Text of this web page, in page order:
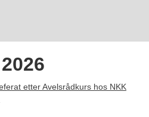
etter Avelsrådkurs hos NKK